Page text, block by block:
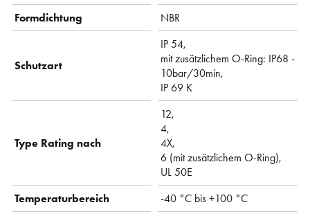
Formdichtung
NBR
Schutzart
IP 54,
mit zusätzlichem O-Ring: IP68 -
10bar/30min,
IP 69 K
Type Rating nach
12,
4,
4X,
6 (mit zusätzlichem O-Ring),
UL 50E
Temperaturbereich
-40 °C bis +100 °C